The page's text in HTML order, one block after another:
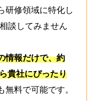
研修領域に特化し
談してみません
情報だけで、約
貴社にぴったり
料で可能です。